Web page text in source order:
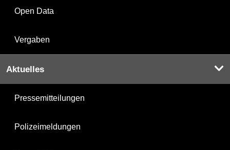
Open Data
Vergaben
Aktuelles
Pressemitteilungen
Polizeimeldungen